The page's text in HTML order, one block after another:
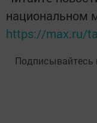
национальном
https://max.ru/
Подписывайтесь